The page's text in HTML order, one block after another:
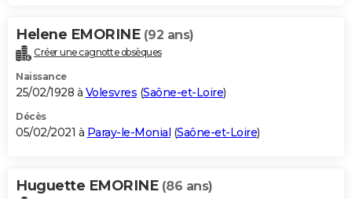
Helene EMORINE (92 ans)
Créer une cagnotte obsèques
Naissance
25/02/1928 à Volesvres (Saône-et-Loire)
Décès
05/02/2021 à Paray-le-Monial (Saône-et-Loire)
Huguette EMORINE (86 ans)